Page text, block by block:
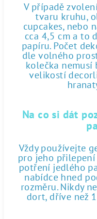
V případě
tvaru kruhu,
cupcakes, nebo
cca 4,5 cm a to
papíru. Počet
dle volného
kolečka nemusí
velikostí
Na co si dát
Vždy používejte
pro jeho
potření jedlého
nabídce hned
rozměru. Nikdy
dort, dříve než